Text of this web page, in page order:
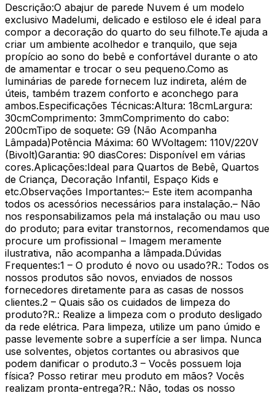
Descrição:O abajur de parede Nuvem é um modelo
exclusivo Madelumi, delicado e estiloso ele é ideal para
compor a decoração do quarto do seu filhote.Te ajuda a
criar um ambiente acolhedor e tranquilo, que seja
propício ao sono do bebê e confortável durante o ato
de amamentar e trocar o seu pequeno.Como as
luminárias de parede fornecem luz indireta, além de
úteis, também trazem conforto e aconchego para
ambos.Especificações Técnicas:Altura: 18cmLargura:
30cmComprimento: 3mmComprimento do cabo:
200cmTipo de soquete: G9 (Não Acompanha
Lâmpada)Potência Máxima: 60 WVoltagem: 110V/220V
(Bivolt)Garantia: 90 diasCores: Disponível em várias
cores.Aplicações:Ideal para Quartos de Bebê, Quartos
de Criança, Decoração Infantil, Espaço Kids e
etc.Observações Importantes:– Este item acompanha
todos os acessórios necessários para instalação.– Não
nos responsabilizamos pela má instalação ou mau uso
do produto; para evitar transtornos, recomendamos que
procure um profissional – Imagem meramente
ilustrativa, não acompanha a lâmpada.Dúvidas
Frequentes:1 – O produto é novo ou usado?R.: Todos os
nossos produtos são novos, enviados de nossos
fornecedores diretamente para as casas de nossos
clientes.2 – Quais são os cuidados de limpeza do
produto?R.: Realize a limpeza com o produto desligado
da rede elétrica. Para limpeza, utilize um pano úmido e
passe levemente sobre a superfície a ser limpa. Nunca
use solventes, objetos cortantes ou abrasivos que
podem danificar o produto.3 – Vocês possuem loja
física? Posso retirar meu produto em mãos? Vocês
realizam pronta-entrega?R.: Não, todas os nosso